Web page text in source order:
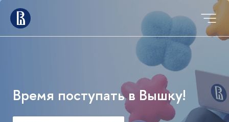
Время поступать в Вышку!